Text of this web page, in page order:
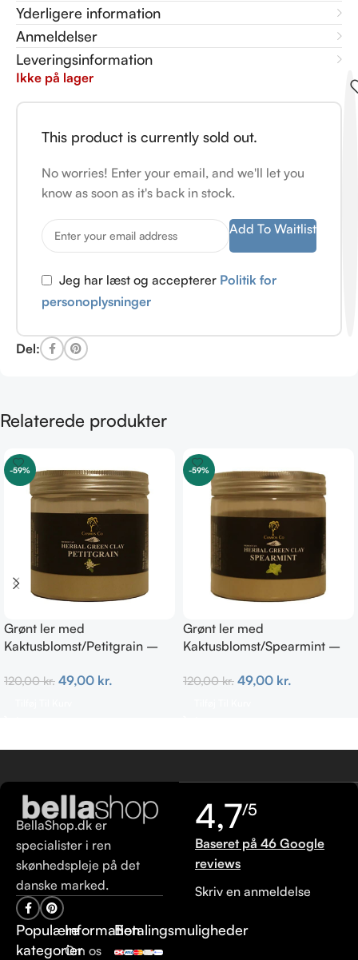
Yderligere information
Anmeldelser
Leveringsinformation
Ikke på lager
This product is currently sold out.
No worries! Enter your email, and we'll let you
know as soon as it's back in stock.
Add To Waitlist
Jeg har læst og accepterer Politik for
personoplysninger
Del:
Relaterede produkter
-59%
Grønt ler med
Kaktusblomst/Petitgrain –
120,00kr. 49,00 kr.
-59%
Grønt ler med
Kaktusblomst/Spearmint –
120,00kr. 49,00 kr.
BellaShop.dk er
specialister i ren
skønhedspleje på det
danske marked.
Populære
kategorier
Information
Om os
Betalingsmuligheder
4,7/5
Baseret på 46 Google
reviews
Skriv en anmeldelse